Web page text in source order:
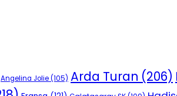
Angelina Jolie(105) Arda Turan (206)